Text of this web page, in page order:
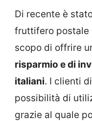
Di recente è
fruttifero postale
scopo di offrire
risparmio e di
italiani. I clienti
possibilità di
grazie al quale